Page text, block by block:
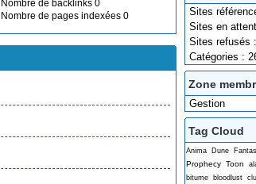
Sites
Sites en
Sites refusés
Catégories :
Zone
Gestion
Tag Cloud
Anima Dune
Prophecy Toon
bitume
bloodlust
Nombre de backlinks 0
Nombre de pages indexées 0